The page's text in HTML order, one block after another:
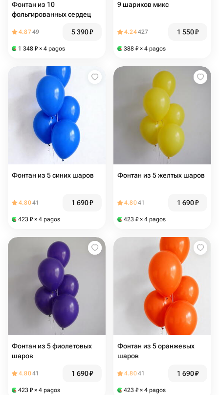
Фонтан из 10
фольгированных сердец
4.8749 5 390₽
1 348 ₽ × 4 pagos
9 шариков микс
4.24427 1 550₽
388 ₽ × 4 pagos
Фонтан из 5 синих шаров
4.8041 1 690₽
423 ₽ × 4 pagos
Фонтан из 5 желтых шаров
4.8041 1 690₽
423 ₽ × 4 pagos
Фонтан из 5 фиолетовых
шаров
4.8041 1 690₽
423 ₽ × 4 pagos
Фонтан из 5 оранжевых
шаров
4.8041 1 690₽
423 ₽ × 4 pagos